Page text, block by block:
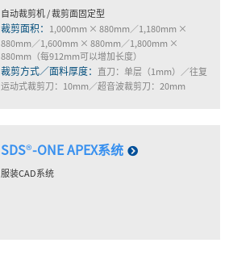
自动裁剪机 / 裁剪面固定型
裁剪面积： 1,000mm × 880mm／1,180mm ×
880mm／1,600mm × 880mm／1,800mm ×
880mm（每912mm可以增加长度）
裁剪方式／面料厚度： 直刀：单层（1mm）／往复
运动式裁剪刀：10mm／超音波裁剪刀：20mm
SDS®-ONE APEX系统
服装CAD系统